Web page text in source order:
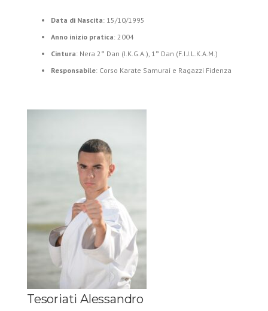
Data di Nascita: 15/10/1995
Anno inizio pratica: 2004
Cintura: Nera 2° Dan (I.K.G.A.), 1° Dan (F.I.J.L.K.A.M.)
Responsabile: Corso Karate Samurai e Ragazzi Fidenza
Tesoriati Alessandro